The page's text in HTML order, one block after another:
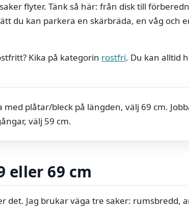
flyter. Tänk så här: från disk till
du kan parkera en skärbräda, en våg och
Kika på kategorin rostfri. Du kan alltid
plåtar/bleck på längden, välj 69 cm.
välj 59 cm.
eller 69 cm
det. Jag brukar väga tre saker: rumsbredd,